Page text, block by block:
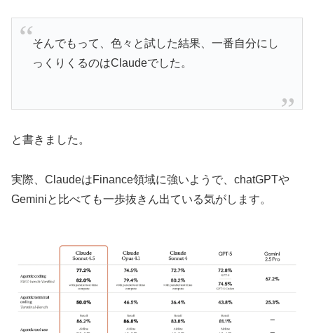
そんでもって、色々と試した結果、一番自分にし
っくりくるのはClaudeでした。
と書きました。
実際、ClaudeはFinance領域に強いようで、chatGPTや
Geminiと比べても一歩抜きん出ている気がします。